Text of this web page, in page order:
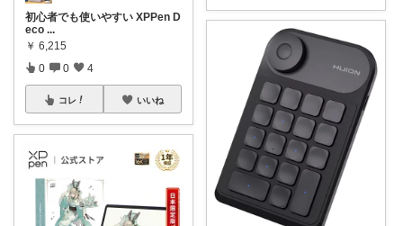
初心者でも使いやすい XPPen D
eco ...
￥ 6,215
0 0 4
コレ いいね